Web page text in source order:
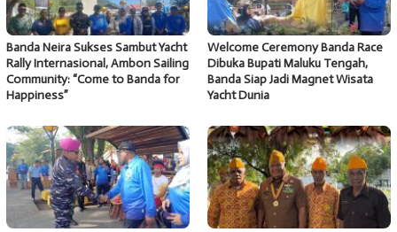
Banda Neira Sukses Sambut Yacht
Rally Internasional, Ambon Sailing
Community: “Come to Banda for
Happiness”
Welcome Ceremony Banda Race
Dibuka Bupati Maluku Tengah,
Banda Siap Jadi Magnet Wisata
Yacht Dunia